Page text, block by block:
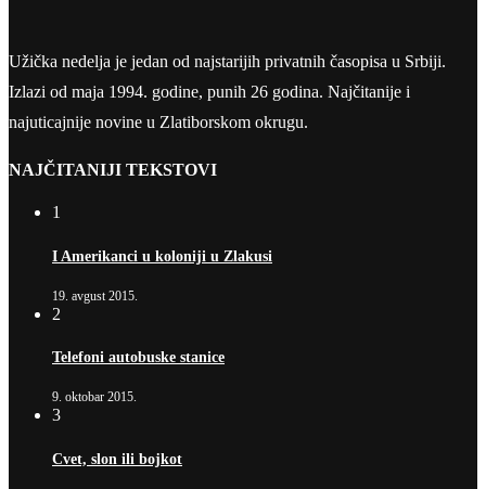
Užička nedelja je jedan od najstarijih privatnih časopisa u Srbiji.
Izlazi od maja 1994. godine, punih 26 godina. Najčitanije i
najuticajnije novine u Zlatiborskom okrugu.
NAJČITANIJI TEKSTOVI
1
I Amerikanci u koloniji u Zlakusi
19. avgust 2015.
2
Telefoni autobuske stanice
9. oktobar 2015.
3
Cvet, slon ili bojkot